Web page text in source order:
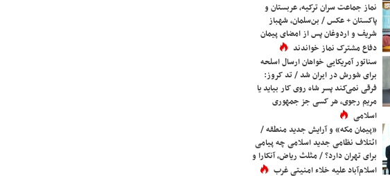
نماز جماعت سران ترکیه، عربستان و
پاکستان + عکس / بن‌سلمان، شهباز
شریف و اردوغان پس از امضای پیمان
دفاع مشترک نماز خواندند
سناتور آمریکایی خواهان ارسال اسلحه
برای شورش در ایران شد / تد کروز:
فرقی نمی‌کند پسر شاه روی کار بیاید یا
مریم رجوی، هر کسی جز جمهوری
اسلامی
«پیمان مکه» و آرایش جدید منطقه /
ائتلاف نظامی جدید اسلامی چه پیامی
برای تهران دارد؟ / مثلث ریاض، آنکارا و
اسلام‌آباد علیه خلاء امنیتی غرب